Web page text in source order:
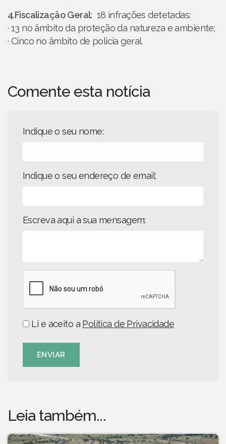
4.Fiscalização Geral: 18 infrações detetadas:
· 13 no âmbito da proteção da natureza e ambiente;
· Cinco no âmbito de policia geral.
Comente esta notícia
Indique o seu nome:
Indique o seu endereço de email:
Escreva aqui a sua mensagem:
Li e aceito a Política de Privacidade
ENVIAR
Leia também...